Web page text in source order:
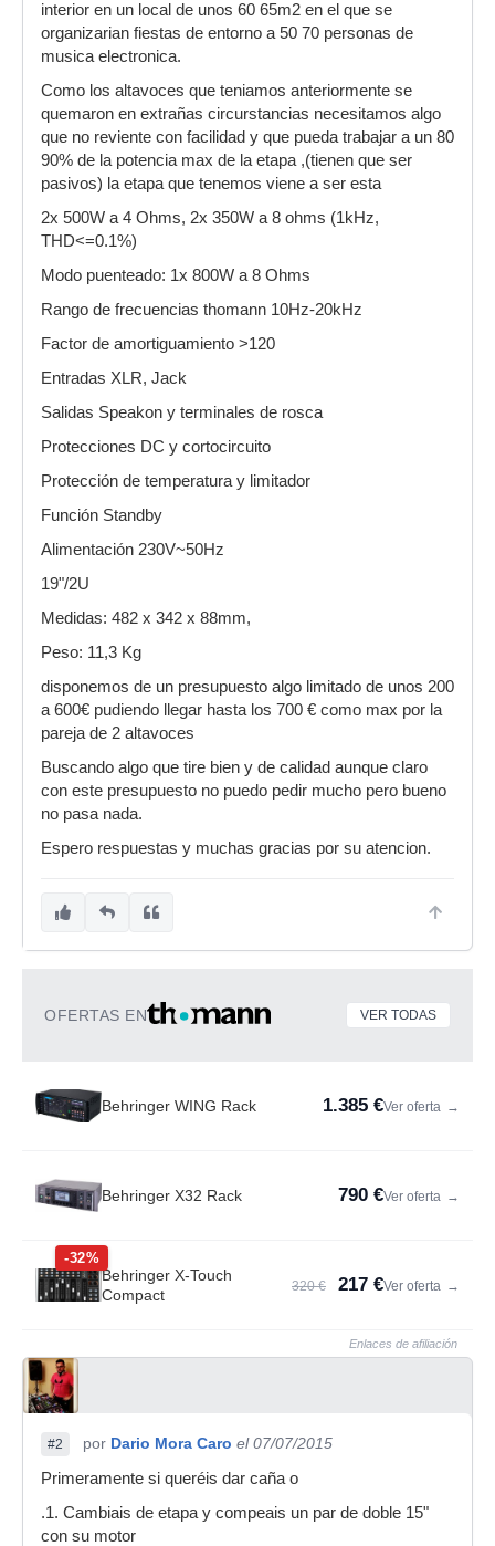
interior en un local de unos 60 65m2 en el que se
organizarian fiestas de entorno a 50 70 personas de
musica electronica.
Como los altavoces que teniamos anteriormente se
quemaron en extrañas circurstancias necesitamos algo
que no reviente con facilidad y que pueda trabajar a un 80
90% de la potencia max de la etapa ,(tienen que ser
pasivos) la etapa que tenemos viene a ser esta
2x 500W a 4 Ohms, 2x 350W a 8 ohms (1kHz,
THD<=0.1%)
Modo puenteado: 1x 800W a 8 Ohms
Rango de frecuencias thomann 10Hz-20kHz
Factor de amortiguamiento >120
Entradas XLR, Jack
Salidas Speakon y terminales de rosca
Protecciones DC y cortocircuito
Protección de temperatura y limitador
Función Standby
Alimentación 230V~50Hz
19"/2U
Medidas: 482 x 342 x 88mm,
Peso: 11,3 Kg
disponemos de un presupuesto algo limitado de unos 200
a 600€ pudiendo llegar hasta los 700 € como max por la
pareja de 2 altavoces
Buscando algo que tire bien y de calidad aunque claro
con este presupuesto no puedo pedir mucho pero bueno
no pasa nada.
Espero respuestas y muchas gracias por su atencion.
OFERTAS EN VER TODAS
Behringer WING Rack 1.385 €Ver oferta →
Behringer X32 Rack 790 €Ver oferta →
-32%
Behringer X-Touch
Compact
320 € 217 €Ver oferta →
Enlaces de afiliación
#2 por Dario Mora Caro el 07/07/2015
Primeramente si queréis dar caña o
.1. Cambiais de etapa y compeais un par de doble 15"
con su motor